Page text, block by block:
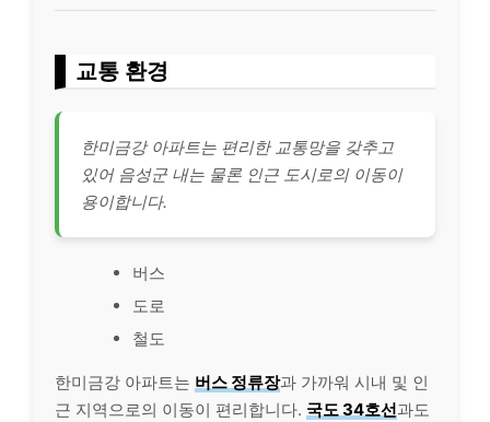
교통 환경
한미금강 아파트는 편리한 교통망을 갖추고
있어 음성군 내는 물론 인근 도시로의 이동이
용이합니다.
버스
도로
철도
한미금강 아파트는 버스 정류장과 가까워 시내 및 인
근 지역으로의 이동이 편리합니다. 국도 34호선과도